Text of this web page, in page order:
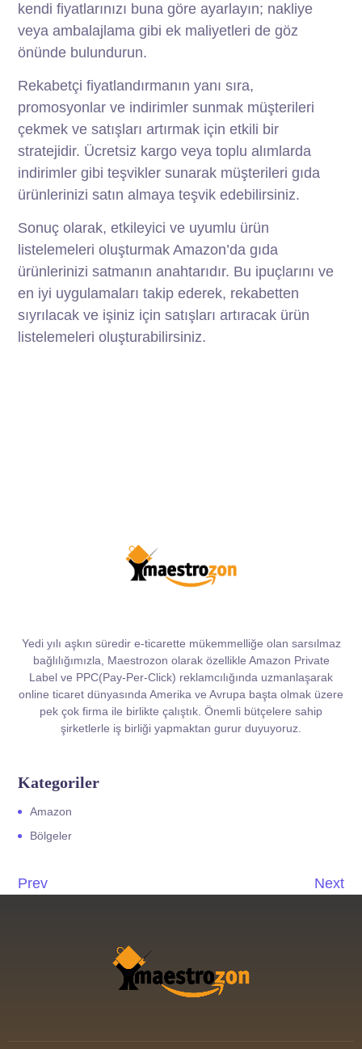
kendi fiyatlarınızı buna göre ayarlayın; nakliye
veya ambalajlama gibi ek maliyetleri de göz
önünde bulundurun.
Rekabetçi fiyatlandırmanın yanı sıra,
promosyonlar ve indirimler sunmak müşterileri
çekmek ve satışları artırmak için etkili bir
stratejidir. Ücretsiz kargo veya toplu alımlarda
indirimler gibi teşvikler sunarak müşterileri gıda
ürünlerinizi satın almaya teşvik edebilirsiniz.
Sonuç olarak, etkileyici ve uyumlu ürün
listelemeleri oluşturmak Amazon’da gıda
ürünlerinizi satmanın anahtarıdır. Bu ipuçlarını ve
en iyi uygulamaları takip ederek, rekabetten
sıyrılacak ve işiniz için satışları artıracak ürün
listelemeleri oluşturabilirsiniz.
Yedi yılı aşkın süredir e-ticarette mükemmelliğe olan sarsılmaz
bağlılığımızla, Maestrozon olarak özellikle Amazon Private
Label ve PPC(Pay-Per-Click) reklamcılığında uzmanlaşarak
online ticaret dünyasında Amerika ve Avrupa başta olmak üzere
pek çok firma ile birlikte çalıştık. Önemli bütçelere sahip
şirketlerle iş birliği yapmaktan gurur duyuyoruz.
Kategoriler
Amazon
Bölgeler
Prev Next